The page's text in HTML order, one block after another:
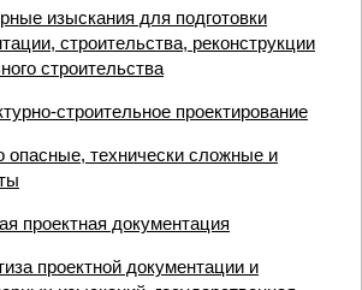
изыскания для подготовки
строительства, реконструкции
строительства
строительное проектирование
опасные, технически сложные и
проектная документация
проектной документации и